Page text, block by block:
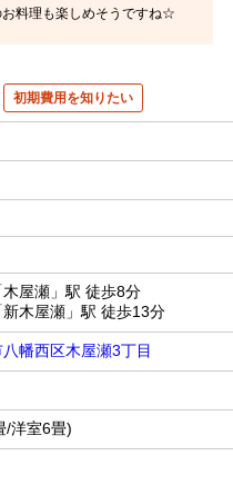
料理も楽しめそうですね☆
初期費用を知りたい
屋瀬」駅 徒歩8分
木屋瀬」駅 徒歩13分
幡西区木屋瀬3丁目
/洋室6畳)